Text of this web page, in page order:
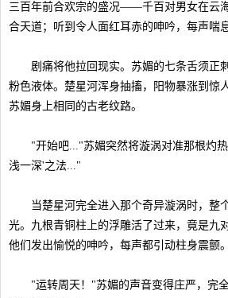
三百年前合欢宗的盛况——千百对男女在云
合天道；听到令人面红耳赤的呻吟，每声喘
剧痛将他拉回现实。苏媚的七条舌须正
粉色液体。楚星河浑身抽搐，阳物暴涨到惊
苏媚身上相同的古老纹路。
"开始吧..."苏媚突然将漩涡对准那根灼热
浅一深'之法..."
当楚星河完全进入那个奇异漩涡时，整
光。九根青铜柱上的浮雕活了过来，竟是九
他们发出愉悦的呻吟，每声都引动柱身震颤。
"运转周天！"苏媚的声音变得庄严，完全